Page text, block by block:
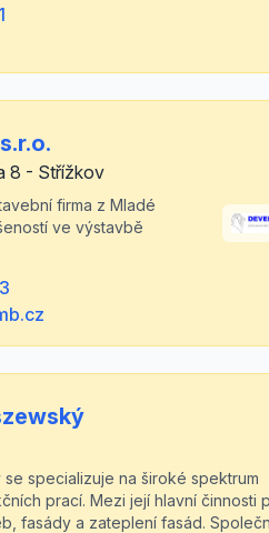
8 - Střížkov
firma z Mladé
ve výstavbě
specializuje na široké spektrum
prací. Mezi její hlavní činnosti
fasády a zateplení fasád.